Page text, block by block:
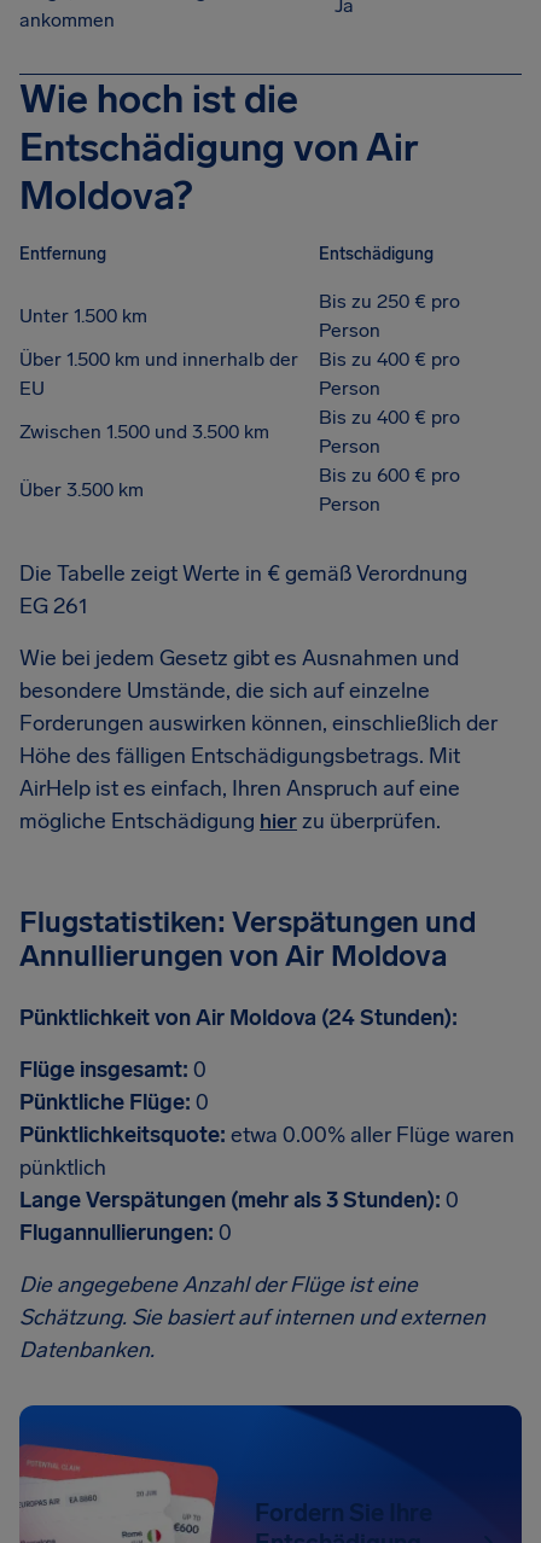
ankommen
Ja
Wie hoch ist die
Entschädigung von Air
Moldova?
Entfernung Entschädigung
Unter 1.500 km
Bis zu 250 € pro
Person
Über 1.500 km und innerhalb der
EU
Bis zu 400 € pro
Person
Zwischen 1.500 und 3.500 km
Bis zu 400 € pro
Person
Über 3.500 km
Bis zu 600 € pro
Person
Die Tabelle zeigt Werte in € gemäß Verordnung
EG 261
Wie bei jedem Gesetz gibt es Ausnahmen und
besondere Umstände, die sich auf einzelne
Forderungen auswirken können, einschließlich der
Höhe des fälligen Entschädigungsbetrags. Mit
AirHelp ist es einfach, Ihren Anspruch auf eine
mögliche Entschädigung hierzu überprüfen.
Flugstatistiken: Verspätungen und
Annullierungen von Air Moldova
Pünktlichkeit von Air Moldova (24 Stunden):
Flüge insgesamt: 0
Pünktliche Flüge: 0
Pünktlichkeitsquote: etwa 0.00% aller Flüge waren
pünktlich
Lange Verspätungen (mehr als 3 Stunden): 0
Flugannullierungen: 0
Die angegebene Anzahl der Flüge ist eine
Schätzung. Sie basiert auf internen und externen
Datenbanken.
Fordern Sie Ihre